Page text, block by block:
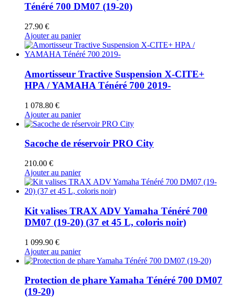
Ténéré 700 DM07 (19-20)
27.90 €
Ajouter au panier
Amortisseur Tractive Suspension X-CITE+
HPA / YAMAHA Ténéré 700 2019-
1 078.80 €
Ajouter au panier
Sacoche de réservoir PRO City
210.00 €
Ajouter au panier
Kit valises TRAX ADV Yamaha Ténéré 700
DM07 (19-20) (37 et 45 L, coloris noir)
1 099.90 €
Ajouter au panier
Protection de phare Yamaha Ténéré 700 DM07
(19-20)